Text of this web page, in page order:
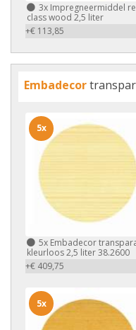
3x Impregneermiddel
class wood 2,5 liter
+€ 113,85
Embadecor
5x Embadecor
kleurloos 2,5 liter 38.2600
+€ 409,75
5x
5x